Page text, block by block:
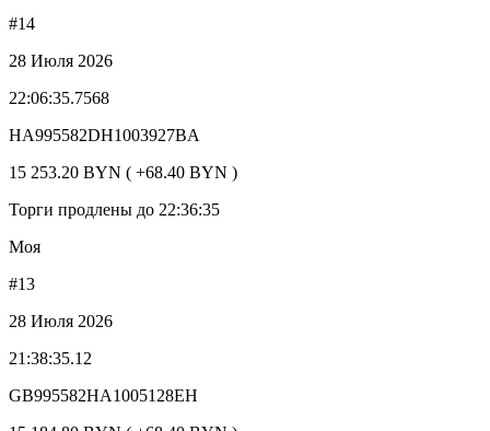
#14
28 Июля 2026
22:06:35.7568
HA995582DH1003927BA
15 253.20 BYN ( +68.40 BYN )
Торги продлены до 22:36:35
Моя
#13
28 Июля 2026
21:38:35.12
GB995582HA1005128EH